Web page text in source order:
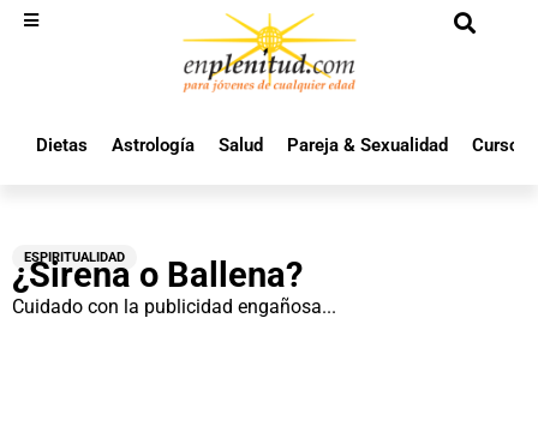
Dietas Astrología Salud Pareja & Sexualidad Cursos
ESPIRITUALIDAD
¿Sirena o Ballena?
Cuidado con la publicidad engañosa...